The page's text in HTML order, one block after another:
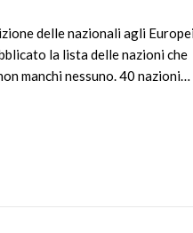
delle nazionali agli
la lista delle nazioni che
manchi nessuno. 40 nazioni…